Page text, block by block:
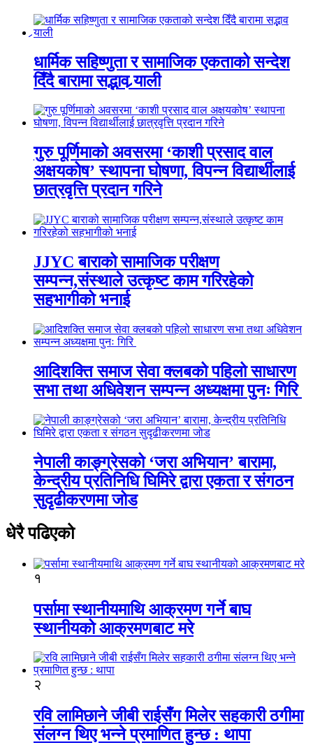
धार्मिक सहिष्णुता र सामाजिक एकताको सन्देश
दिँदै बारामा सद्भाव र्‍याली
गुरु पूर्णिमाको अवसरमा ‘काशी प्रसाद वाल
अक्षयकोष’ स्थापना घोषणा, विपन्न विद्यार्थीलाई
छात्रवृत्ति प्रदान गरिने
JJYC बाराको सामाजिक परीक्षण
सम्पन्न,संस्थाले उत्कृष्ट काम गरिरहेको
सहभागीको भनाई
आदिशक्ति समाज सेवा क्लबको पहिलो साधारण
सभा तथा अधिवेशन सम्पन्न अध्यक्षमा पुनः गिरि
नेपाली काङ्ग्रेसको ‘जरा अभियान’ बारामा,
केन्द्रीय प्रतिनिधि घिमिरे द्वारा एकता र संगठन
सुदृढीकरणमा जोड
धेरै पढिएको
१
पर्सामा स्थानीयमाथि आक्रमण गर्ने बाघ
स्थानीयको आक्रमणबाट मरे
२
रवि लामिछाने जीबी राईसँग मिलेर सहकारी ठगीमा
संलग्न थिए भन्ने प्रमाणित हुन्छ : थापा